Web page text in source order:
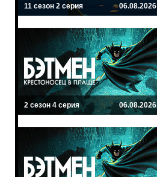
11 сезон 2 серия 06.08.2026
2 сезон 4 серия 06.08.2026